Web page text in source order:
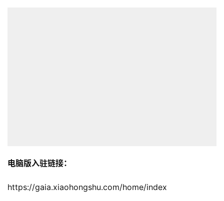
电脑版入驻链接：
https://gaia.xiaohongshu.com/home/index